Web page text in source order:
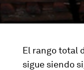
El rango total
sigue siendo